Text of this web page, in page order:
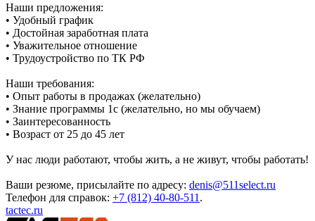
Наши предложения:
• Удобный график
• Достойная заработная плата
• Уважительное отношение
• Трудоустройство по ТК РФ
Наши требования:
• Опыт работы в продажах (желательно)
• Знание программы 1с (желательно, но мы обучаем)
• Заинтересованность
• Возраст от 25 до 45 лет
У нас люди работают, чтобы жить, а не живут, чтобы работать!
Ваши резюме, присылайте по адресу: denis@511select.ru
Телефон для справок: +7 (812) 40-80-511 .
tactec.ru